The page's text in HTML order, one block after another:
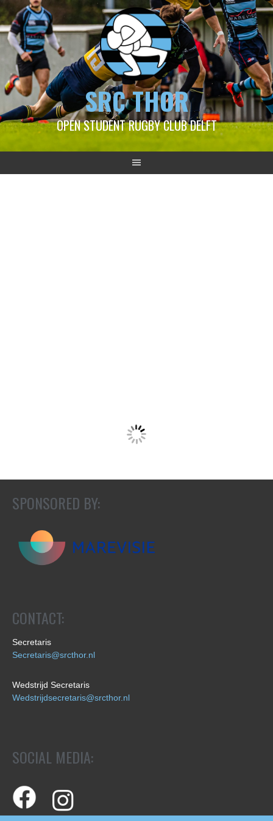
SRC THOR
OPEN STUDENT RUGBY CLUB DELFT
SPONSORED BY:
CONTACT:
Secretaris
Secretaris@srcthor.nl
Wedstrijd Secretaris
Wedstrijdsecretaris@srcthor.nl
SOCIAL MEDIA: